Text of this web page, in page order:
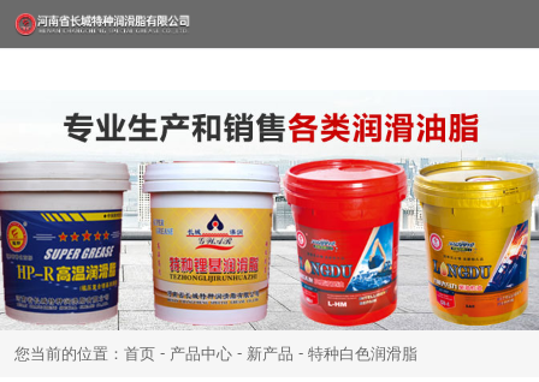
您当前的位置：首页 - 产品中心 - 新产品 - 特种白色润滑脂